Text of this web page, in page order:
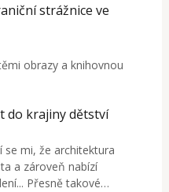
strážnice ve
obrazy a knihovnou
do krajiny dětství
se mi, že architektura
a zároveň nabízí
Přesně takové…